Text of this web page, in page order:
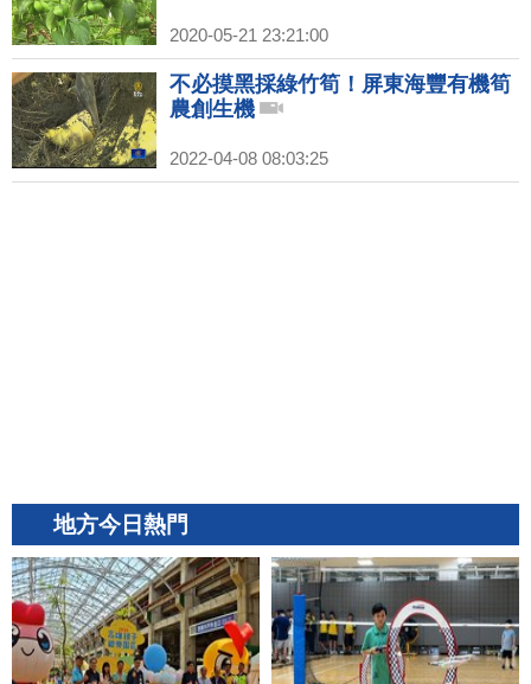
2020-05-21 23:21:00
不必摸黑採綠竹筍！屏東海豐有機筍
農創生機
2022-04-08 08:03:25
地方今日熱門